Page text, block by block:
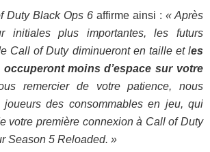
Duty Black Ops 6 affirme ainsi : « Après
initiales plus importantes, les futurs
Call of Duty diminueront en taille et les
moins d’espace sur votre
remercier de votre patience, nous
des consommables en jeu, qui
votre première connexion à Call of Duty
Season 5 Reloaded. »